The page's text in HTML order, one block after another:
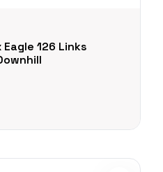
Eagle 126 Links
Hg601 126L Cadena Bicicletas